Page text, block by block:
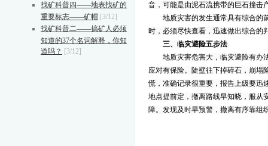
找矿科普四——地表找矿的
重要标志——矿帽 [3/12]
找矿科普二——搞矿人必须
知道的37个名词解释，你知
道吗？ [3/12]
音，可能是由泥石流携带的巨石撞击
地质灾害的发生通常具有综合的
时，必须尽快查看，迅速做出综合的
三、临灾避险五步法
地质灾害危害大，临灾避险有办
应对有保险。陡壁往下掉碎石，崩塌
慌，准确记录很重要，报告上级要迅
地点提前定，撤离路线早知晓，服从
障。发现及时早预警，撤离有序靠组